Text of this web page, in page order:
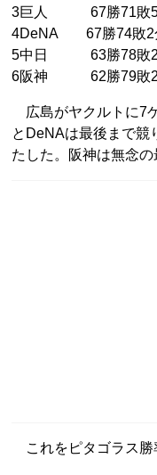
3巨人 67勝71敗5
4DeNA 67勝74敗
5中日 63勝78敗2
6阪神 62勝79敗2
広島がヤクルトに7
とDeNAは最後まで競
たした。阪神は無念の
これをピタゴラス勝